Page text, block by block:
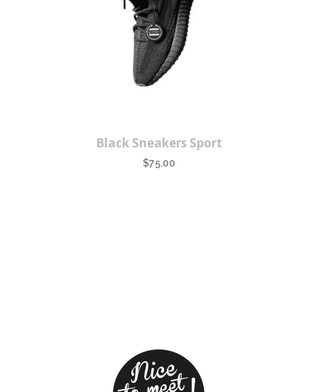
Black Sneakers Sport
$75.00